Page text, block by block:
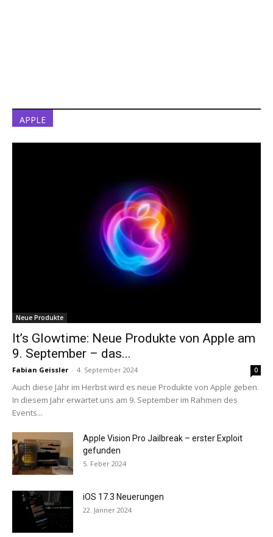
APPLE
Neue Produkte
It’s Glowtime: Neue Produkte von Apple am
9. September – das...
Fabian Geissler - 4. September 2024 0
Auch diese Jahr im Herbst wird es neue Produkte von Apple geben.
In diesem Jahr erwartet uns am 9. September im Rahmen des
Events...
Apple Vision Pro Jailbreak – erster Exploit
gefunden
5. Feber 2024
iOS 17.3 Neuerungen
22. Jänner 2024